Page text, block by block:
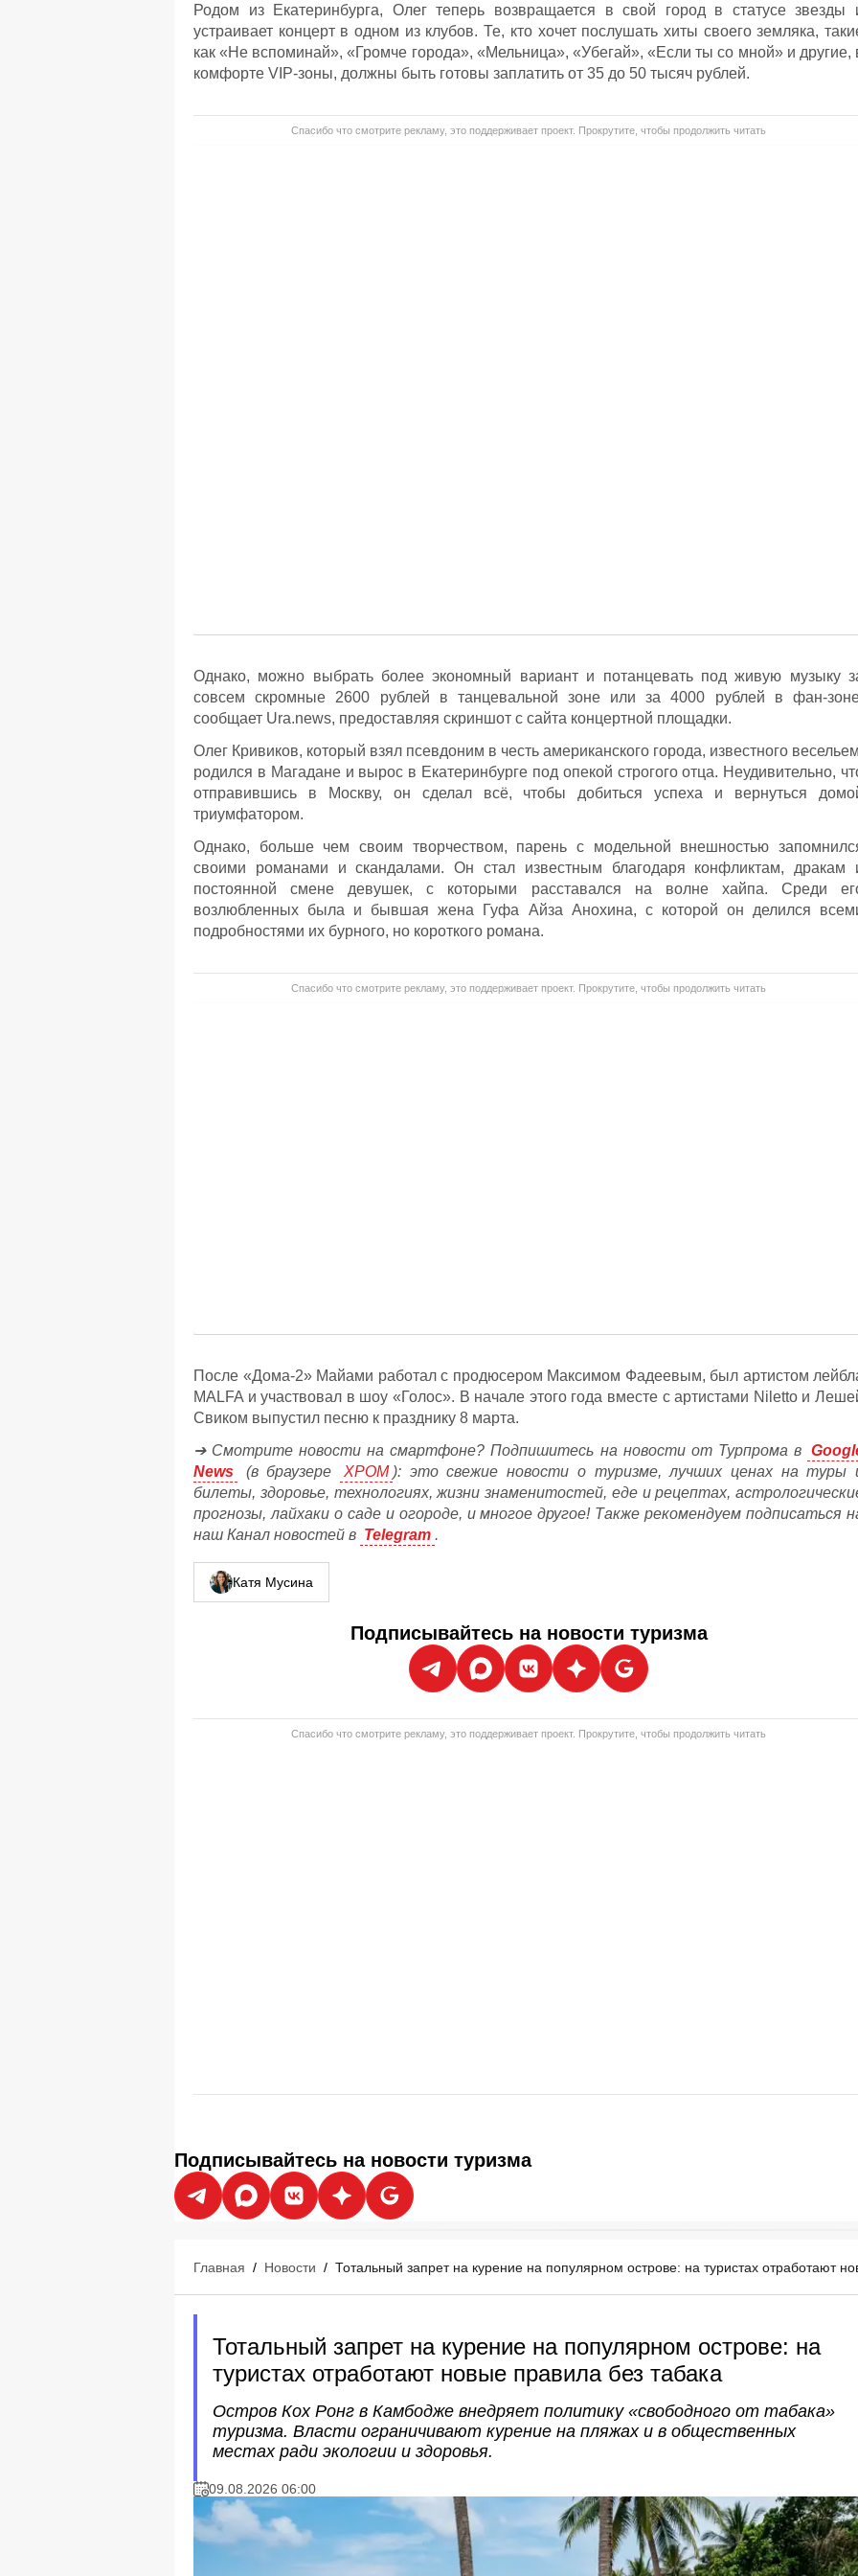
Родом из Екатеринбурга, Олег теперь возвращается в свой город в статусе звезды
устраивает концерт в одном из клубов. Те, кто хочет послушать хиты своего земляка,
как «Не вспоминай», «Громче города», «Мельница», «Убегай», «Если ты со мной» и другие,
комфорте VIP-зоны, должны быть готовы заплатить от 35 до 50 тысяч рублей.
Спасибо что смотрите рекламу, это поддерживает проект. Прокрутите, чтобы продолжить читать
Однако, можно выбрать более экономный вариант и потанцевать под живую музыку
совсем скромные 2600 рублей в танцевальной зоне или за 4000 рублей в фан-
сообщает Ura.news, предоставляя скриншот с сайта концертной площадки.
Олег Кривиков, который взял псевдоним в честь американского города, известного
родился в Магадане и вырос в Екатеринбурге под опекой строгого отца. Неудивительно,
отправившись в Москву, он сделал всё, чтобы добиться успеха и вернуться
триумфатором.
Однако, больше чем своим творчеством, парень с модельной внешностью
своими романами и скандалами. Он стал известным благодаря конфликтам, дракам
постоянной смене девушек, с которыми расставался на волне хайпа. Среди
возлюбленных была и бывшая жена Гуфа Айза Анохина, с которой он делился
подробностями их бурного, но короткого романа.
Спасибо что смотрите рекламу, это поддерживает проект. Прокрутите, чтобы продолжить читать
После «Дома-2» Майами работал с продюсером Максимом Фадеевым, был артистом
MALFA и участвовал в шоу «Голос». В начале этого года вместе с артистами Niletto и
Свиком выпустил песню к празднику 8 марта.
➔ Смотрите новости на смартфоне? Подпишитесь на новости от Турпрома в
News
(в браузере ХРОМ ): это свежие новости о туризме, лучших ценах на туры
билеты, здоровье, технологиях, жизни знаменитостей, еде и рецептах,
прогнозы, лайхаки о саде и огороде, и многое другое! Также рекомендуем подписаться
наш Канал новостей в Telegram .
Катя Мусина
Подписывайтесь на новости туризма
Спасибо что смотрите рекламу, это поддерживает проект. Прокрутите, чтобы продолжить читать
Подписывайтесь на новости туризма
Главная / Новости / Тотальный запрет на курение на популярном острове: на туристах отработают
Тотальный запрет на курение на популярном острове: на
туристах отработают новые правила без табака
Остров Кох Ронг в Камбодже внедряет политику «свободного от табака»
туризма. Власти ограничивают курение на пляжах и в общественных
местах ради экологии и здоровья.
09.08.2026 06:00